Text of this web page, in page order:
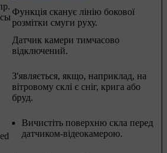
Функція сканує лінію бокової
розмітки смуги руху.
Датчик камери тимчасово
відключений.
З'являється, якщо, наприклад, на
вітровому склі є сніг, крига або
бруд.
Вичистіть поверхню скла перед
датчиком-відеокамерою.